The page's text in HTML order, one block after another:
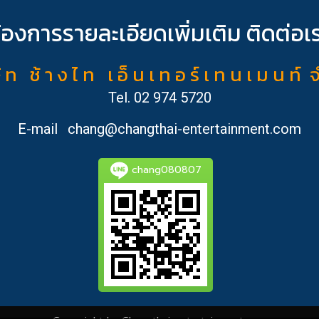
งการรายละเอียดเพิ่มเติม ติดต่อเ
ท ช้ า ง ไ ท เ อ็ น เ ท อ ร์ เ ท น เ ม น ท์
Tel. 02 974 5720
E-mail
chang@changthai-entertainment.com
chang080807